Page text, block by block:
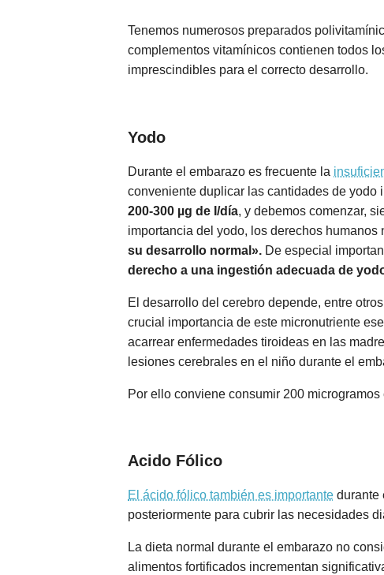
Tenemos numerosos preparados
complementos vitamínicos contienen todos
imprescindibles para el correcto desarrollo.
Yodo
Durante el embarazo es frecuente la
conveniente duplicar las cantidades de yodo
200-300 µg de I/día, y debemos comenzar,
importancia del yodo, los derechos humanos
su desarrollo normal». De especial
derecho a una ingestión adecuada de
El desarrollo del cerebro depende, entre
crucial importancia de este micronutriente
acarrear enfermedades tiroideas en las
lesiones cerebrales en el niño durante el
Por ello conviene consumir 200
Acido Fólico
El ácido fólico también es importante durante
posteriormente para cubrir las necesidades
La dieta normal durante el embarazo no
alimentos fortificados incrementan